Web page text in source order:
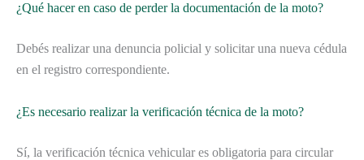
¿Qué hacer en caso de perder la documentación de la moto?
Debés realizar una denuncia policial y solicitar una nueva cédula
en el registro correspondiente.
¿Es necesario realizar la verificación técnica de la moto?
Sí, la verificación técnica vehicular es obligatoria para circular